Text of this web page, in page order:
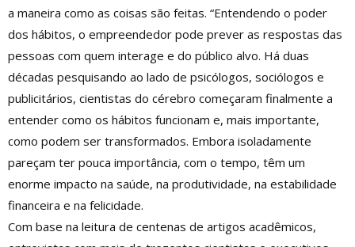
a maneira como as coisas são feitas. “Entendendo o poder
dos hábitos, o empreendedor pode prever as respostas das
pessoas com quem interage e do público alvo. Há duas
décadas pesquisando ao lado de psicólogos, sociólogos e
publicitários, cientistas do cérebro começaram finalmente a
entender como os hábitos funcionam e, mais importante,
como podem ser transformados. Embora isoladamente
pareçam ter pouca importância, com o tempo, têm um
enorme impacto na saúde, na produtividade, na estabilidade
financeira e na felicidade.
Com base na leitura de centenas de artigos acadêmicos,